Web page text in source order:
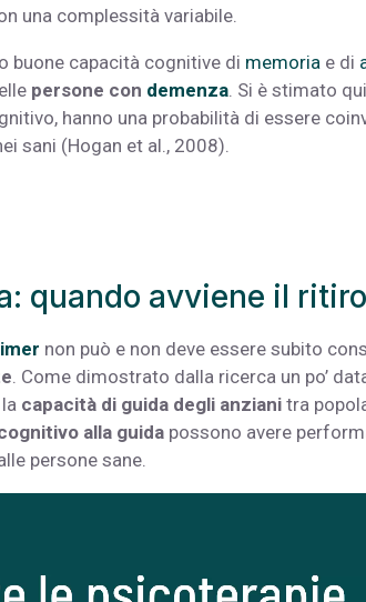
una complessità variabile.
buone capacità cognitive di memoria e di
persone con demenza. Si è stimato
hanno una probabilità di essere
sani (Hogan et al., 2008).
quando avviene il
non può e non deve essere subito
. Come dimostrato dalla ricerca un po’
capacità di guida degli anziani tra
alla guida possono avere
persone sane.